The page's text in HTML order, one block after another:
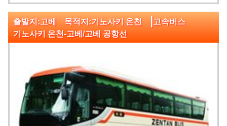
출발지:고베 목적지:기노사키 온천 |고속버스
기노사키 온천-고베/고베 공항선